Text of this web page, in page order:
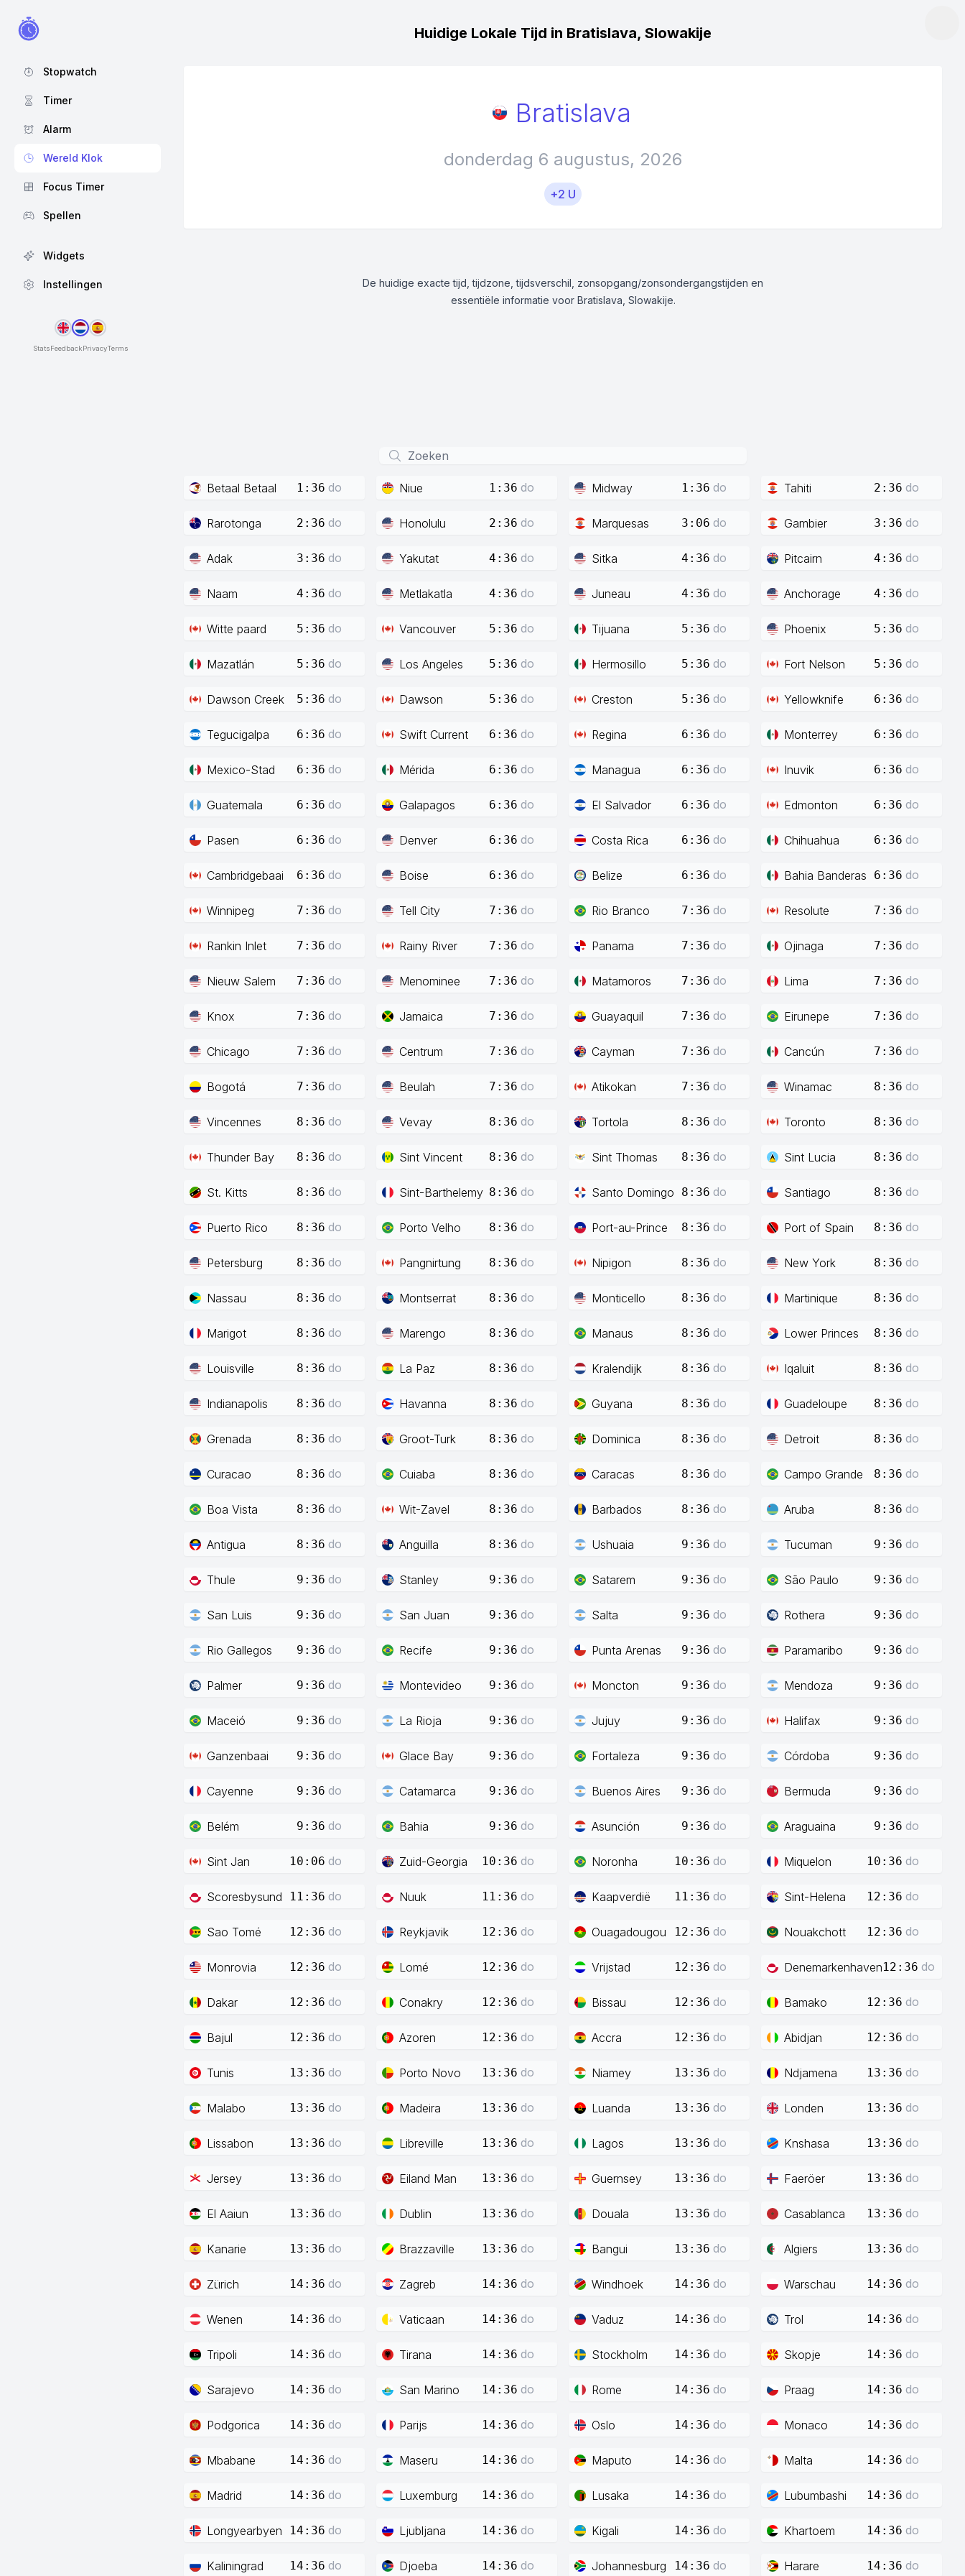
Stopwatch
Timer
Alarm
Wereld Klok
Focus Timer
Spellen
Widgets
Instellingen
StatsFeedbackPrivacyTerms
Huidige Lokale Tijd in Bratislava, Slowakije
Bratislava
donderdag 6 augustus, 2026
+2 U
De huidige exacte tijd, tijdzone, tijdsverschil, zonsopgang/zonsondergangstijden en
essentiële informatie voor Bratislava, Slowakije.
Betaal Betaal 1:36 do Niue 1:36 do Midway 1:36 do Tahiti 2:36 do
Rarotonga 2:36 do Honolulu 2:36 do Marquesas 3:06 do Gambier 3:36 do
Adak 3:36 do Yakutat 4:36 do Sitka 4:36 do Pitcairn 4:36 do
Naam 4:36 do Metlakatla 4:36 do Juneau 4:36 do Anchorage 4:36 do
Witte paard 5:36 do Vancouver 5:36 do Tijuana 5:36 do Phoenix 5:36 do
Mazatlán 5:36 do Los Angeles 5:36 do Hermosillo 5:36 do Fort Nelson 5:36 do
Dawson Creek 5:36 do Dawson 5:36 do Creston 5:36 do Yellowknife 6:36 do
Tegucigalpa 6:36 do Swift Current 6:36 do Regina 6:36 do Monterrey 6:36 do
Mexico-Stad 6:36 do Mérida 6:36 do Managua 6:36 do Inuvik 6:36 do
Guatemala 6:36 do Galapagos 6:36 do El Salvador 6:36 do Edmonton 6:36 do
Pasen 6:36 do Denver 6:36 do Costa Rica 6:36 do Chihuahua 6:36 do
Cambridgebaai 6:36 do Boise 6:36 do Belize 6:36 do Bahia Banderas 6:36 do
Winnipeg 7:36 do Tell City 7:36 do Rio Branco 7:36 do Resolute 7:36 do
Rankin Inlet 7:36 do Rainy River 7:36 do Panama 7:36 do Ojinaga 7:36 do
Nieuw Salem 7:36 do Menominee 7:36 do Matamoros 7:36 do Lima 7:36 do
Knox 7:36 do Jamaica 7:36 do Guayaquil 7:36 do Eirunepe 7:36 do
Chicago 7:36 do Centrum 7:36 do Cayman 7:36 do Cancún 7:36 do
Bogotá 7:36 do Beulah 7:36 do Atikokan 7:36 do Winamac 8:36 do
Vincennes 8:36 do Vevay 8:36 do Tortola 8:36 do Toronto 8:36 do
Thunder Bay 8:36 do Sint Vincent 8:36 do Sint Thomas 8:36 do Sint Lucia 8:36 do
St. Kitts 8:36 do Sint-Barthelemy 8:36 do Santo Domingo 8:36 do Santiago 8:36 do
Puerto Rico 8:36 do Porto Velho 8:36 do Port-au-Prince 8:36 do Port of Spain 8:36 do
Petersburg 8:36 do Pangnirtung 8:36 do Nipigon 8:36 do New York 8:36 do
Nassau 8:36 do Montserrat 8:36 do Monticello 8:36 do Martinique 8:36 do
Marigot 8:36 do Marengo 8:36 do Manaus 8:36 do Lower Princes 8:36 do
Louisville 8:36 do La Paz 8:36 do Kralendijk 8:36 do Iqaluit 8:36 do
Indianapolis 8:36 do Havanna 8:36 do Guyana 8:36 do Guadeloupe 8:36 do
Grenada 8:36 do Groot-Turk 8:36 do Dominica 8:36 do Detroit 8:36 do
Curacao 8:36 do Cuiaba 8:36 do Caracas 8:36 do Campo Grande 8:36 do
Boa Vista 8:36 do Wit-Zavel 8:36 do Barbados 8:36 do Aruba 8:36 do
Antigua 8:36 do Anguilla 8:36 do Ushuaia 9:36 do Tucuman 9:36 do
Thule 9:36 do Stanley 9:36 do Satarem 9:36 do São Paulo 9:36 do
San Luis 9:36 do San Juan 9:36 do Salta 9:36 do Rothera 9:36 do
Rio Gallegos 9:36 do Recife 9:36 do Punta Arenas 9:36 do Paramaribo 9:36 do
Palmer 9:36 do Montevideo 9:36 do Moncton 9:36 do Mendoza 9:36 do
Maceió 9:36 do La Rioja 9:36 do Jujuy 9:36 do Halifax 9:36 do
Ganzenbaai 9:36 do Glace Bay 9:36 do Fortaleza 9:36 do Córdoba 9:36 do
Cayenne 9:36 do Catamarca 9:36 do Buenos Aires 9:36 do Bermuda 9:36 do
Belém 9:36 do Bahia 9:36 do Asunción 9:36 do Araguaina 9:36 do
Sint Jan 10:06 do Zuid-Georgia 10:36 do Noronha 10:36 do Miquelon 10:36 do
Scoresbysund 11:36 do Nuuk 11:36 do Kaapverdië 11:36 do Sint-Helena 12:36 do
Sao Tomé 12:36 do Reykjavik 12:36 do Ouagadougou 12:36 do Nouakchott 12:36 do
Monrovia 12:36 do Lomé 12:36 do Vrijstad 12:36 do Denemarkenhaven12:36 do
Dakar 12:36 do Conakry 12:36 do Bissau 12:36 do Bamako 12:36 do
Bajul 12:36 do Azoren 12:36 do Accra 12:36 do Abidjan 12:36 do
Tunis 13:36 do Porto Novo 13:36 do Niamey 13:36 do Ndjamena 13:36 do
Malabo 13:36 do Madeira 13:36 do Luanda 13:36 do Londen 13:36 do
Lissabon 13:36 do Libreville 13:36 do Lagos 13:36 do Knshasa 13:36 do
Jersey 13:36 do Eiland Man 13:36 do Guernsey 13:36 do Faeröer 13:36 do
El Aaiun 13:36 do Dublin 13:36 do Douala 13:36 do Casablanca 13:36 do
Kanarie 13:36 do Brazzaville 13:36 do Bangui 13:36 do Algiers 13:36 do
Zürich 14:36 do Zagreb 14:36 do Windhoek 14:36 do Warschau 14:36 do
Wenen 14:36 do Vaticaan 14:36 do Vaduz 14:36 do Trol 14:36 do
Tripoli 14:36 do Tirana 14:36 do Stockholm 14:36 do Skopje 14:36 do
Sarajevo 14:36 do San Marino 14:36 do Rome 14:36 do Praag 14:36 do
Podgorica 14:36 do Parijs 14:36 do Oslo 14:36 do Monaco 14:36 do
Mbabane 14:36 do Maseru 14:36 do Maputo 14:36 do Malta 14:36 do
Madrid 14:36 do Luxemburg 14:36 do Lusaka 14:36 do Lubumbashi 14:36 do
Longyearbyen 14:36 do Ljubljana 14:36 do Kigali 14:36 do Khartoem 14:36 do
Kaliningrad 14:36 do Djoeba 14:36 do Johannesburg 14:36 do Harare 14:36 do